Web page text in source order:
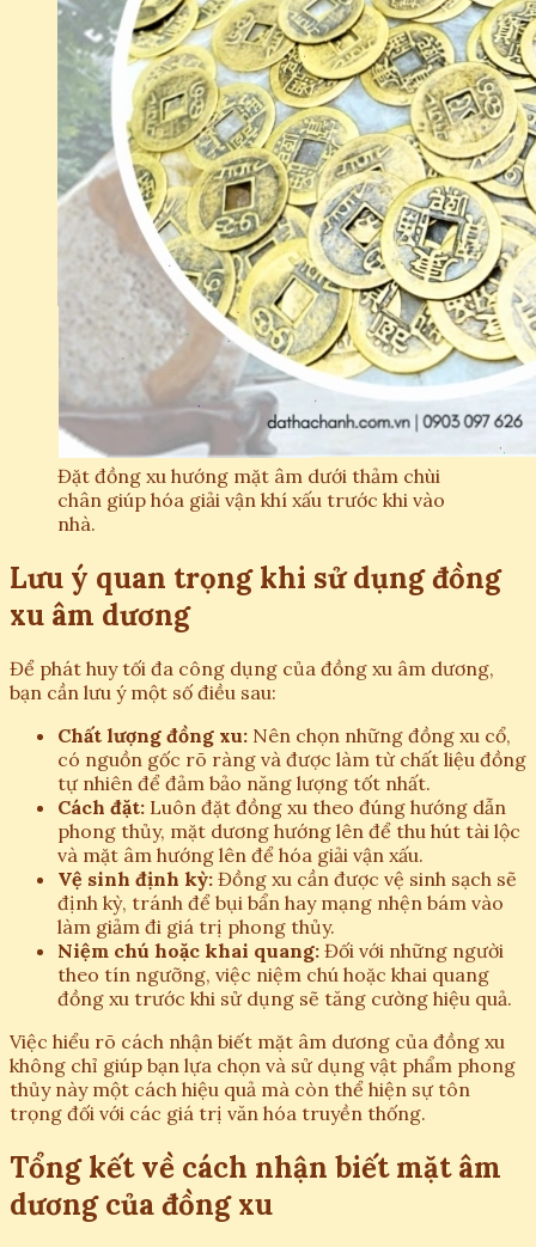
Đặt đồng xu hướng mặt âm dưới thảm chùi
chân giúp hóa giải vận khí xấu trước khi vào
nhà.
Lưu ý quan trọng khi sử dụng đồng
xu âm dương
Để phát huy tối đa công dụng của đồng xu âm dương,
bạn cần lưu ý một số điều sau:
Chất lượng đồng xu: Nên chọn những đồng xu cổ,
có nguồn gốc rõ ràng và được làm từ chất liệu đồng
tự nhiên để đảm bảo năng lượng tốt nhất.
Cách đặt: Luôn đặt đồng xu theo đúng hướng dẫn
phong thủy, mặt dương hướng lên để thu hút tài lộc
và mặt âm hướng lên để hóa giải vận xấu.
Vệ sinh định kỳ: Đồng xu cần được vệ sinh sạch sẽ
định kỳ, tránh để bụi bẩn hay mạng nhện bám vào
làm giảm đi giá trị phong thủy.
Niệm chú hoặc khai quang: Đối với những người
theo tín ngưỡng, việc niệm chú hoặc khai quang
đồng xu trước khi sử dụng sẽ tăng cường hiệu quả.
Việc hiểu rõ cách nhận biết mặt âm dương của đồng xu
không chỉ giúp bạn lựa chọn và sử dụng vật phẩm phong
thủy này một cách hiệu quả mà còn thể hiện sự tôn
trọng đối với các giá trị văn hóa truyền thống.
Tổng kết về cách nhận biết mặt âm
dương của đồng xu